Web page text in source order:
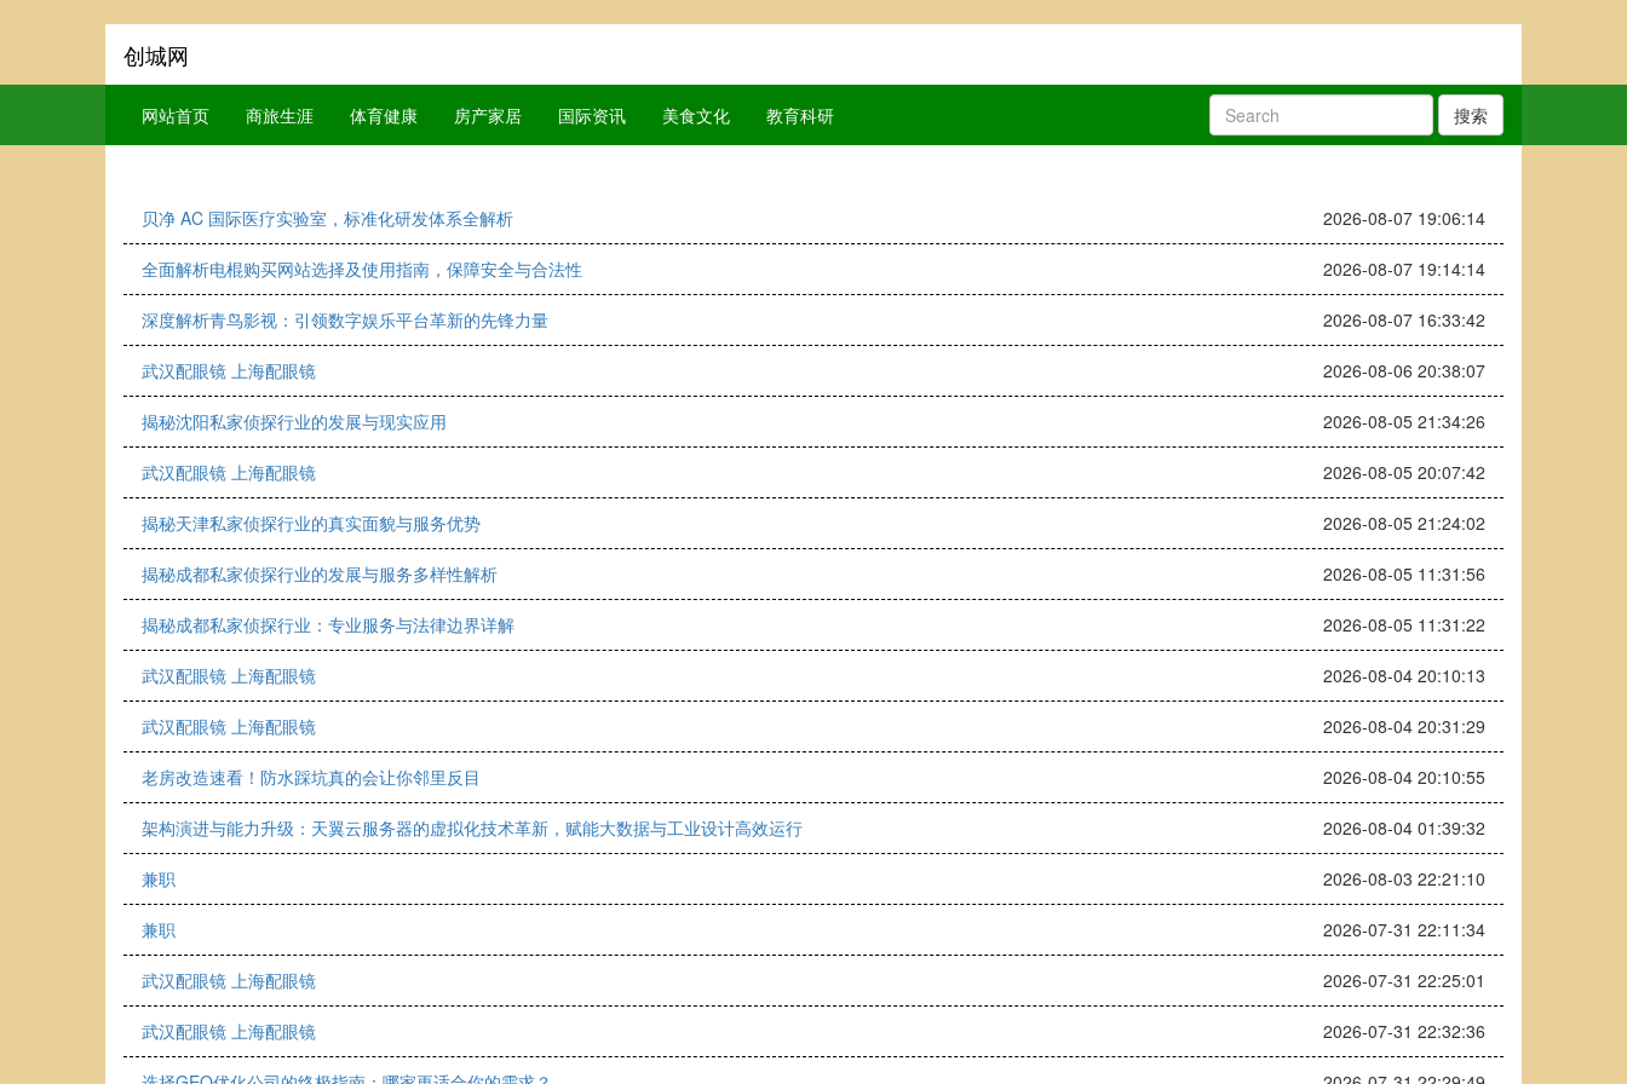
创城网
网站首页 商旅生涯 体育健康 房产家居 国际资讯 美食文化 教育科研 搜索
贝净 AC 国际医疗实验室，标准化研发体系全解析 2026-08-07 19:06:14
全面解析电棍购买网站选择及使用指南，保障安全与合法性 2026-08-07 19:14:14
深度解析青鸟影视：引领数字娱乐平台革新的先锋力量 2026-08-07 16:33:42
武汉配眼镜 上海配眼镜 2026-08-06 20:38:07
揭秘沈阳私家侦探行业的发展与现实应用 2026-08-05 21:34:26
武汉配眼镜 上海配眼镜 2026-08-05 20:07:42
揭秘天津私家侦探行业的真实面貌与服务优势 2026-08-05 21:24:02
揭秘成都私家侦探行业的发展与服务多样性解析 2026-08-05 11:31:56
揭秘成都私家侦探行业：专业服务与法律边界详解 2026-08-05 11:31:22
武汉配眼镜 上海配眼镜 2026-08-04 20:10:13
武汉配眼镜 上海配眼镜 2026-08-04 20:31:29
老房改造速看！防水踩坑真的会让你邻里反目 2026-08-04 20:10:55
架构演进与能力升级：天翼云服务器的虚拟化技术革新，赋能大数据与工业设计高效运行 2026-08-04 01:39:32
兼职 2026-08-03 22:21:10
兼职 2026-07-31 22:11:34
武汉配眼镜 上海配眼镜 2026-07-31 22:25:01
武汉配眼镜 上海配眼镜 2026-07-31 22:32:36